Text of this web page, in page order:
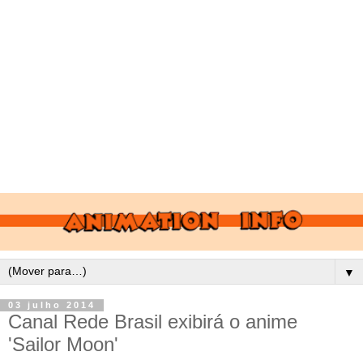
▼
03 julho 2014
Canal Rede Brasil exibirá o anime
'Sailor Moon'